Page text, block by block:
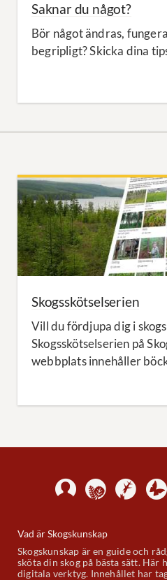
Saknar du något?
Bör något ändras,
begripligt? Skicka dina
Skogsskötselserien
Vill du fördjupa dig i
Skogsskötselserien på
webbplats innehåller
Vad är Skogskunskap
Skogskunskap är en guide och
sköta din skog på bästa sätt.
digitala verktyg. Innehållet har